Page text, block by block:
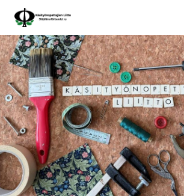
Siirry
sivun
sisältöön
Käsityönopettajien Liitto